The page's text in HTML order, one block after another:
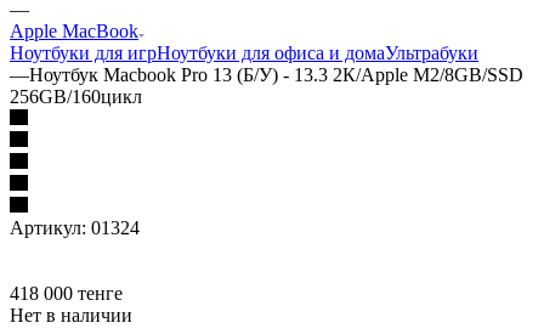
—
Apple MacBook
Ноутбуки для игрНоутбуки для офиса и домаУльтрабуки
—Ноутбук Macbook Pro 13 (Б/У) - 13.3 2К/Apple M2/8GB/SSD
256GB/160цикл
Артикул: 01324
418 000 тенге
Нет в наличии